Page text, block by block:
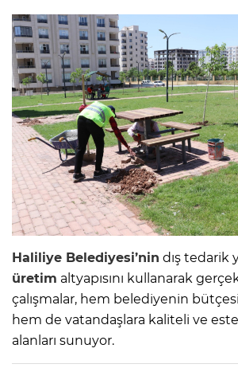
Haliliye Belediyesi’nin dış tedarik
üretim altyapısını kullanarak
çalışmalar, hem belediyenin
hem de vatandaşlara kaliteli ve
alanları sunuyor.